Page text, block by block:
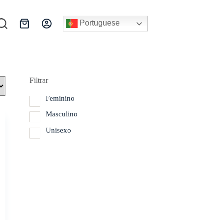
Carrinho
Portuguese
Filtrar
Feminino
Masculino
Unisexo